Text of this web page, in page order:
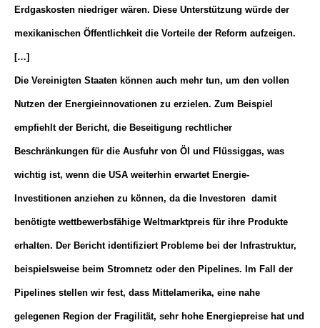
Erdgaskosten niedriger wären. Diese Unterstützung würde der
mexikanischen Öffentlichkeit die Vorteile der Reform aufzeigen.
[…]
Die Vereinigten Staaten können auch mehr tun, um den vollen
Nutzen der Energieinnovationen zu erzielen. Zum Beispiel
empfiehlt der Bericht, die Beseitigung rechtlicher
Beschränkungen für die Ausfuhr von Öl und Flüssiggas, was
wichtig ist, wenn die USA weiterhin erwartet Energie-
Investitionen anziehen zu können, da die Investoren damit
benötigte wettbewerbsfähige Weltmarktpreis für ihre Produkte
erhalten. Der Bericht identifiziert Probleme bei der Infrastruktur,
beispielsweise beim Stromnetz oder den Pipelines. Im Fall der
Pipelines stellen wir fest, dass Mittelamerika, eine nahe
gelegenen Region der Fragilität, sehr hohe Energiepreise hat und